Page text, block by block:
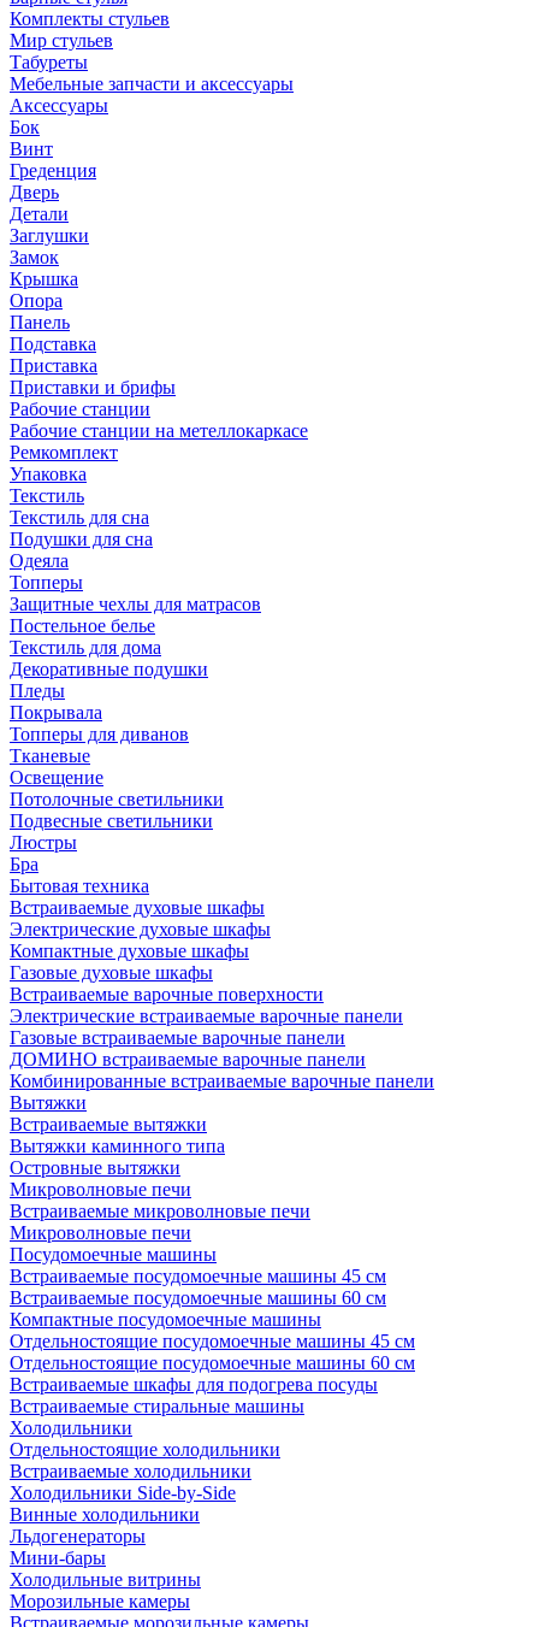
Комплекты стульев
Мир стульев
Табуреты
Мебельные запчасти и аксессуары
Аксессуары
Бок
Винт
Греденция
Дверь
Детали
Заглушки
Замок
Крышка
Опора
Панель
Подставка
Приставка
Приставки и брифы
Рабочие станции
Рабочие станции на метеллокаркасе
Ремкомплект
Упаковка
Текстиль
Текстиль для сна
Подушки для сна
Одеяла
Топперы
Защитные чехлы для матрасов
Постельное белье
Текстиль для дома
Декоративные подушки
Пледы
Покрывала
Топперы для диванов
Тканевые
Освещение
Потолочные светильники
Подвесные светильники
Люстры
Бра
Бытовая техника
Встраиваемые духовые шкафы
Электрические духовые шкафы
Компактные духовые шкафы
Газовые духовые шкафы
Встраиваемые варочные поверхности
Электрические встраиваемые варочные панели
Газовые встраиваемые варочные панели
ДОМИНО встраиваемые варочные панели
Комбинированные встраиваемые варочные панели
Вытяжки
Встраиваемые вытяжки
Вытяжки каминного типа
Островные вытяжки
Микроволновые печи
Встраиваемые микроволновые печи
Микроволновые печи
Посудомоечные машины
Встраиваемые посудомоечные машины 45 см
Встраиваемые посудомоечные машины 60 см
Компактные посудомоечные машины
Отдельностоящие посудомоечные машины 45 см
Отдельностоящие посудомоечные машины 60 см
Встраиваемые шкафы для подогрева посуды
Встраиваемые стиральные машины
Холодильники
Отдельностоящие холодильники
Встраиваемые холодильники
Холодильники Side-by-Side
Винные холодильники
Льдогенераторы
Мини-бары
Холодильные витрины
Морозильные камеры
Встраиваемые морозильные камеры